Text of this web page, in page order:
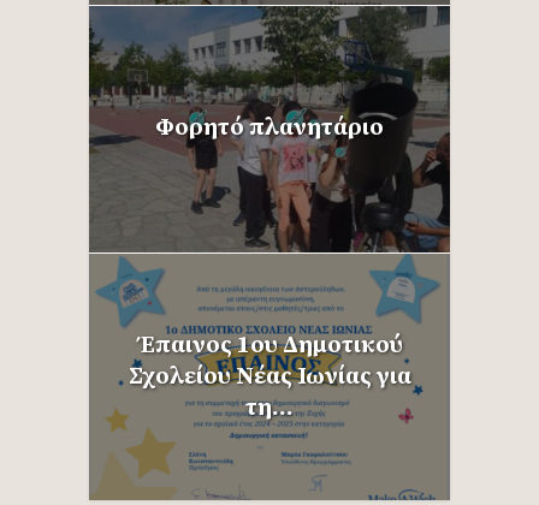
Φορητό πλανητάριο
Έπαινος 1ου Δημοτικού
Σχολείου Νέας Ιωνίας για
τη...